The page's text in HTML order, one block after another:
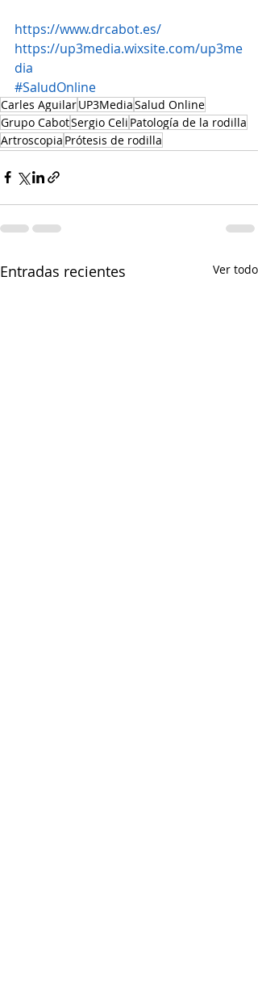
https://www.drcabot.es/
https://up3media.wixsite.com/up3me
dia
#SaludOnline
Carles AguilarUP3MediaSalud Online
Grupo CabotSergio Celi Patología de la rodilla
Artroscopia Prótesis de rodilla
Entradas recientes Ver todo